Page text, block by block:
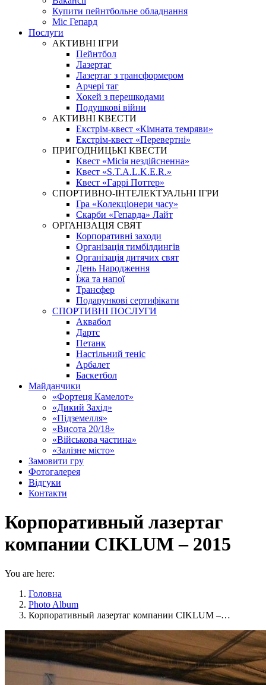
Купити пейнтбольне обладнання
Міс Гепард
Послуги
АКТИВНІ ІГРИ
Пейнтбол
Лазертаг
Лазертаг з трансформером
Арчері таг
Хокей з перешкодами
Подушкові війни
АКТИВНІ КВЕСТИ
Екстрім-квест «Кімната темряви»
Екстрім-квест «Перевертні»
ПРИГОДНИЦЬКІ КВЕСТИ
Квест «Місія нездійсненна»
Квест «S.T.A.L.K.E.R.»
Квест «Гаррі Поттер»
СПОРТИВНО-ІНТЕЛЕКТУАЛЬНІ ІГРИ
Гра «Колекціонери часу»
Скарби «Гепарда» Лайт
ОРГАНІЗАЦІЯ СВЯТ
Корпоративні заходи
Організація тимбілдингів
Організація дитячих свят
День Народження
Їжа та напої
Трансфер
Подарункові сертифікати
СПОРТИВНІ ПОСЛУГИ
Аквабол
Дартс
Петанк
Настільний теніс
Арбалет
Баскетбол
Майданчики
«Фортеця Камелот»
«Дикий Захід»
«Підземелля»
«Висота 20/18»
«Військова частина»
«Залізне місто»
Замовити гру
Фотогалерея
Відгуки
Контакти
Корпоративный лазертаг
компании CIKLUM – 2015
You are here:
Головна
Photo Album
Корпоративный лазертаг компании CIKLUM –…